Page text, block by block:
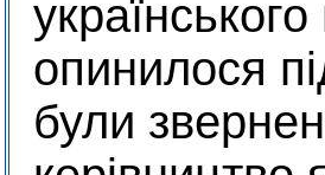
опинилося
були